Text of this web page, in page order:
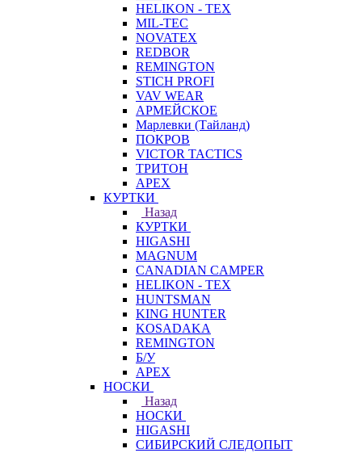
HELIKON - TEX
MIL-TEC
NOVATEX
REDBOR
REMINGTON
STICH PROFI
VAV WEAR
АРМЕЙСКОЕ
Марлевки (Тайланд)
ПОКРОВ
VICTOR TACTICS
ТРИТОН
APEX
КУРТКИ
Назад
КУРТКИ
HIGASHI
MAGNUM
CANADIAN CAMPER
HELIKON - TEX
HUNTSMAN
KING HUNTER
KOSADAKA
REMINGTON
Б/У
APEX
НОСКИ
Назад
НОСКИ
HIGASHI
СИБИРСКИЙ СЛЕДОПЫТ